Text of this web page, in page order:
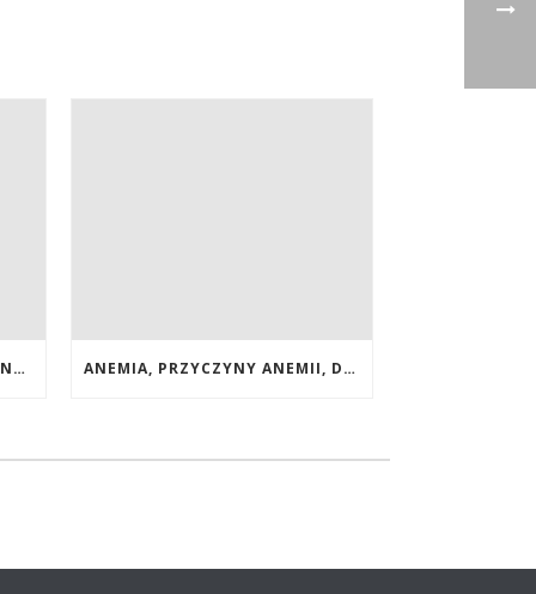
POPRAWA WZROKU NATURALNYMI METODAMI. SUPLEMENTY CALIVITA NA POPRAWĘ WZROKU ANEMIA, PRZYCZYNY ANEMII, DIETA